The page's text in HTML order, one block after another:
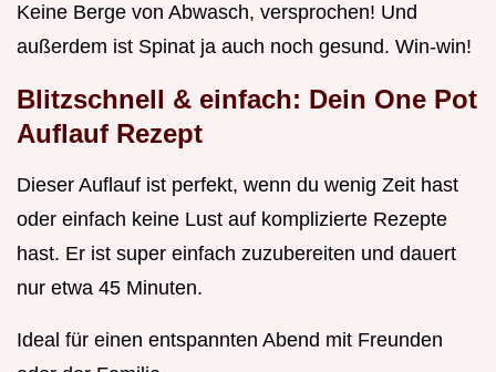
Keine Berge von Abwasch, versprochen! Und
außerdem ist Spinat ja auch noch gesund. Win-win!
Blitzschnell & einfach: Dein One Pot
Auflauf Rezept
Dieser Auflauf ist perfekt, wenn du wenig Zeit hast
oder einfach keine Lust auf komplizierte Rezepte
hast. Er ist super einfach zuzubereiten und dauert
nur etwa 45 Minuten.
Ideal für einen entspannten Abend mit Freunden